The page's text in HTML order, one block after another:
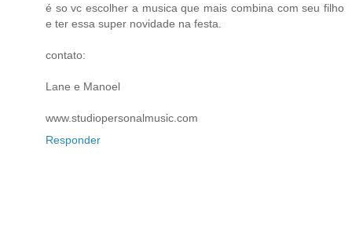
é so vc escolher a musica que mais combina com seu filho
e ter essa super novidade na festa.
contato:
Lane e Manoel
www.studiopersonalmusic.com
Responder